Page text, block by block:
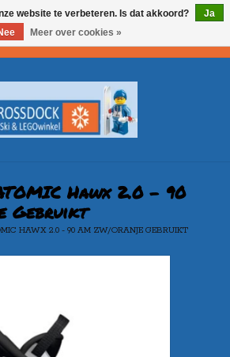
Hawx 2.0 - 90
Gebruikt
HAWX 2.0 - 90 AM ZW/ORANJE GEBRUIKT
website te verbeteren. Is dat akkoord?
Ja
Meer over cookies »